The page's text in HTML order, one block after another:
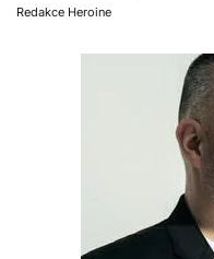
Redakce Heroine